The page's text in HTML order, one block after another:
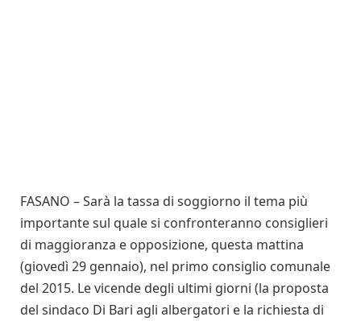
FASANO – Sarà la tassa di soggiorno il tema più
importante sul quale si confronteranno consiglieri
di maggioranza e opposizione, questa mattina
(giovedì 29 gennaio), nel primo consiglio comunale
del 2015. Le vicende degli ultimi giorni (la proposta
del sindaco Di Bari agli albergatori e la richiesta di